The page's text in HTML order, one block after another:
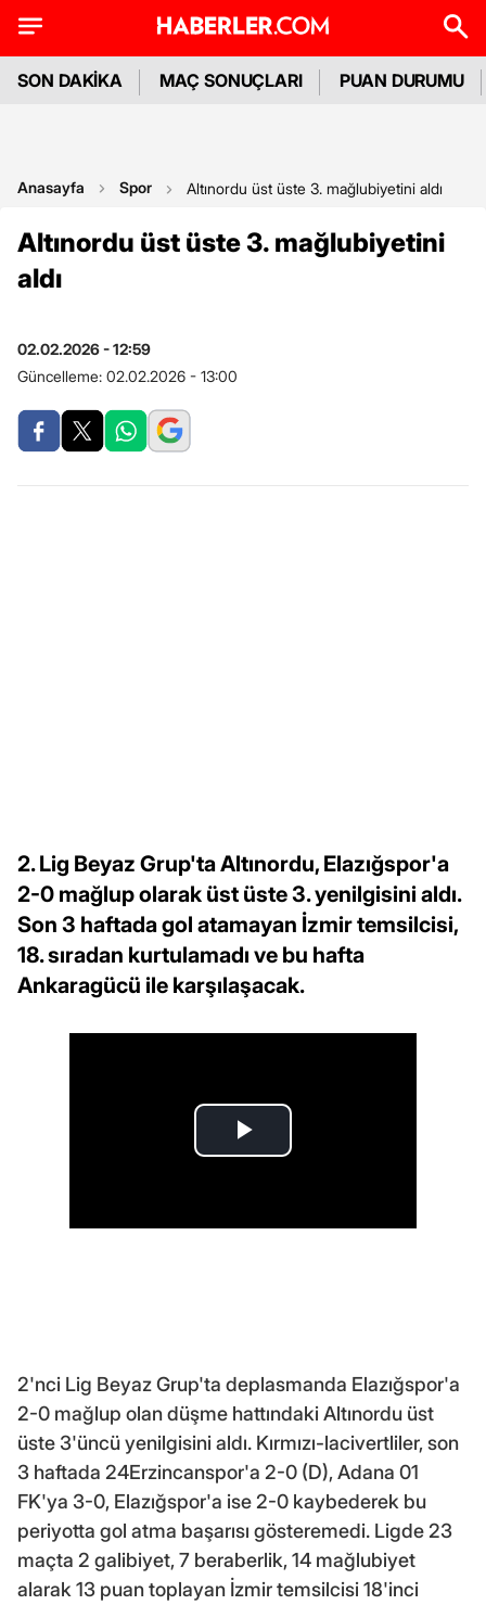
SON DAKİKA MAÇ SONUÇLARI PUAN DURUMU
Anasayfa Spor Altınordu üst üste 3. mağlubiyetini aldı
Altınordu üst üste 3. mağlubiyetini
aldı
02.02.2026 - 12:59
Güncelleme: 02.02.2026 - 13:00
2. Lig Beyaz Grup'ta Altınordu, Elazığspor'a
2-0 mağlup olarak üst üste 3. yenilgisini aldı.
Son 3 haftada gol atamayan İzmir temsilcisi,
18. sıradan kurtulamadı ve bu hafta
Ankaragücü ile karşılaşacak.
2'nci Lig Beyaz Grup'ta deplasmanda Elazığspor'a
2-0 mağlup olan düşme hattındaki Altınordu üst
üste 3'üncü yenilgisini aldı. Kırmızı-lacivertliler, son
3 haftada 24Erzincanspor'a 2-0 (D), Adana 01
FK'ya 3-0, Elazığspor'a ise 2-0 kaybederek bu
periyotta gol atma başarısı gösteremedi. Ligde 23
maçta 2 galibiyet, 7 beraberlik, 14 mağlubiyet
alarak 13 puan toplayan İzmir temsilcisi 18'inci